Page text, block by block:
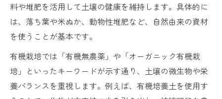
料や堆肥を活用して土壌の健康を維持します。具体的に
は、落ち葉や米ぬか、動物性堆肥など、自然由来の資材
を使うことが基本です。
有機栽培では「有機無農薬」や「オーガニック有機栽
培」といったキーワードが示す通り、土壌の微生物や栄
養バランスを重視します。例えば、有機培養土を使用す